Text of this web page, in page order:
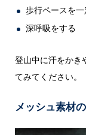
歩行ペースを
深呼吸をする
登山中に汗をかき
てみてください。
メッシュ素材